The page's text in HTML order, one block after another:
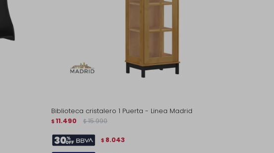
Biblioteca cristalero 1 Puerta - Linea Madrid
$ 11.490 $ 15.990
$ 8.043